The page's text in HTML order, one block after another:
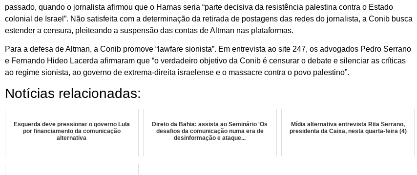
passado, quando o jornalista afirmou que o Hamas seria “parte decisiva da resistência palestina contra o Estado
colonial de Israel”. Não satisfeita com a determinação da retirada de postagens das redes do jornalista, a Conib busca
estender a censura, pleiteando a suspensão das contas de Altman nas plataformas.
Para a defesa de Altman, a Conib promove “lawfare sionista”. Em entrevista ao site 247, os advogados Pedro Serrano
e Fernando Hideo Lacerda afirmaram que “o verdadeiro objetivo da Conib é censurar o debate e silenciar as críticas
ao regime sionista, ao governo de extrema-direita israelense e o massacre contra o povo palestino”.
Notícias relacionadas:
Esquerda deve pressionar o governo Lula
por financiamento da comunicação
alternativa
Direto da Bahia: assista ao Seminário 'Os
desafios da comunicação numa era de
desinformação e ataque...
Mídia alternativa entrevista Rita Serrano,
presidenta da Caixa, nesta quarta-feira (4)